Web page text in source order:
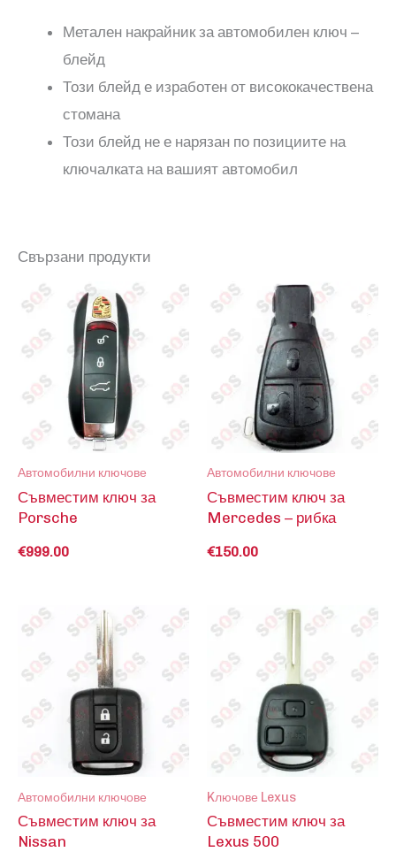
Метален накрайник за автомобилен ключ –
блейд
Този блейд е изработен от висококачествена
стомана
Този блейд не е нарязан по позициите на
ключалката на вашият автомобил
Свързани продукти
Автомобилни ключове
Съвместим ключ за
Porsche
€999.00
Автомобилни ключове
Съвместим ключ за
Mercedes – рибка
€150.00
Автомобилни ключове
Съвместим ключ за
Nissan
Kлючове Lexus
Съвместим ключ за
Lexus 500